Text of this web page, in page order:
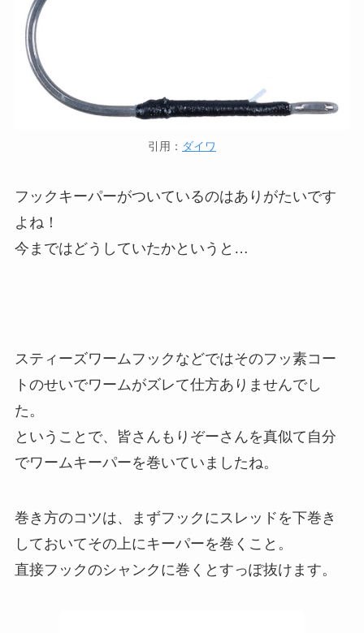
引用： ダイワ
フックキーパーがついているのはありがたいです
よね！
今まではどうしていたかというと…
スティーズワームフックなどではそのフッ素コー
トのせいでワームがズレて仕方ありませんでし
た。
ということで、皆さんもりぞーさんを真似て自分
でワームキーパーを巻いていましたね。
巻き方のコツは、まずフックにスレッドを下巻き
しておいてその上にキーパーを巻くこと。
直接フックのシャンクに巻くとすっぽ抜けます。